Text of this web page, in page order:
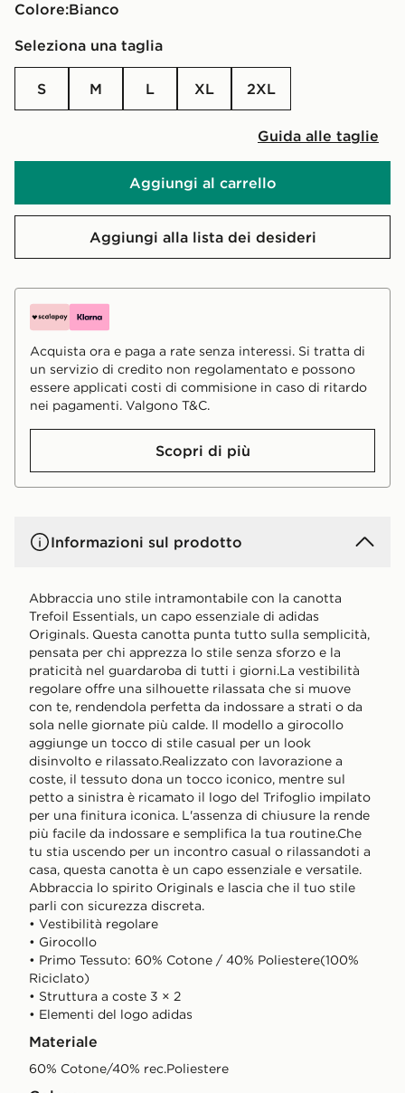
Colore:
Bianco
Seleziona una taglia
S M L XL 2XL
Guida alle taglie
Aggiungi al carrello
Aggiungi alla lista dei desideri
Acquista ora e paga a rate senza interessi. Si tratta di
un servizio di credito non regolamentato e possono
essere applicati costi di commisione in caso di ritardo
nei pagamenti. Valgono T&C.
Scopri di più
Informazioni sul prodotto
Abbraccia uno stile intramontabile con la canotta
Trefoil Essentials, un capo essenziale di adidas
Originals. Questa canotta punta tutto sulla semplicità,
pensata per chi apprezza lo stile senza sforzo e la
praticità nel guardaroba di tutti i giorni.La vestibilità
regolare offre una silhouette rilassata che si muove
con te, rendendola perfetta da indossare a strati o da
sola nelle giornate più calde. Il modello a girocollo
aggiunge un tocco di stile casual per un look
disinvolto e rilassato.Realizzato con lavorazione a
coste, il tessuto dona un tocco iconico, mentre sul
petto a sinistra è ricamato il logo del Trifoglio impilato
per una finitura iconica. L'assenza di chiusure la rende
più facile da indossare e semplifica la tua routine.Che
tu stia uscendo per un incontro casual o rilassandoti a
casa, questa canotta è un capo essenziale e versatile.
Abbraccia lo spirito Originals e lascia che il tuo stile
parli con sicurezza discreta.
• Vestibilità regolare
• Girocollo
• Primo Tessuto: 60% Cotone / 40% Poliestere(100%
Riciclato)
• Struttura a coste 3 × 2
• Elementi del logo adidas
Materiale
60% Cotone/40% rec.Poliestere